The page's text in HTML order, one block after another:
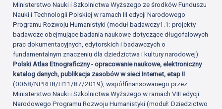
Ministerstwo Nauki i Szkolnictwa Wyższego ze środków Funduszu
Nauki i Technologii Polskiej w ramach III edycji Narodowego
Programu Rozwoju Humanistyki (moduł badawczy1.1: projekty
badawcze obejmujące badania naukowe dotyczące długofalowych
prac dokumentacyjnych, edytorskich i badawczych o
fundamentalnym znaczeniu dla dziedzictwa i kultury narodowej).
Polski Atlas Etnograficzny - opracowanie naukowe, elektroniczny
katalog danych, publikacja zasobów w sieci Internet, etap II
(0068/NPRH8/H11/87/2019), współfinansowanego przez
Ministerstwo Nauki i Szkolnictwa Wyższego w ramach VIII edycji
Narodowego Programu Rozwoju Humanistyki (moduł: Dziedzictwo